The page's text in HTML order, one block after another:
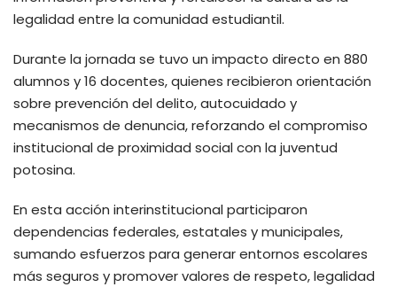
legalidad entre la comunidad estudiantil.
Durante la jornada se tuvo un impacto directo en 880
alumnos y 16 docentes, quienes recibieron orientación
sobre prevención del delito, autocuidado y
mecanismos de denuncia, reforzando el compromiso
institucional de proximidad social con la juventud
potosina.
En esta acción interinstitucional participaron
dependencias federales, estatales y municipales,
sumando esfuerzos para generar entornos escolares
más seguros y promover valores de respeto, legalidad